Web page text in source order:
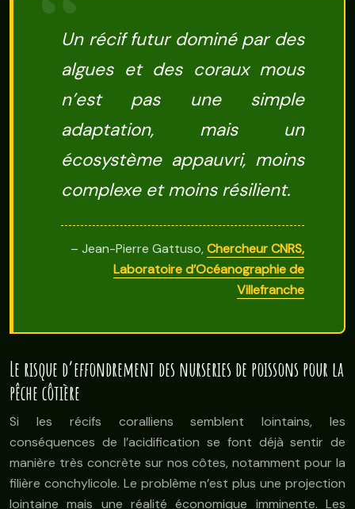
Un récif futur dominé par des
algues et des coraux mous
n’est pas une simple
adaptation, mais un
écosystème appauvri, moins
complexe et moins résilient.
– Jean-Pierre Gattuso,Chercheur CNRS,
Laboratoire d’Océanographie de
Villefranche
Le risque d’effondrement des nurseries de poissons pour la
pêche côtière
Si les récifs coralliens semblent lointains, les
conséquences de l’acidification se font déjà sentir de
manière très concrète sur nos côtes, notamment pour la
filière conchylicole. Le problème n’est plus une projection
lointaine mais une réalité économique imminente. Les